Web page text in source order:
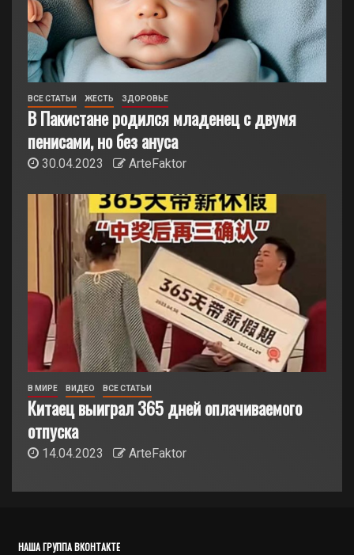
ВСЕ СТАТЬИ ЖЕСТЬ ЗДОРОВЬЕ
В Пакистане родился младенец с двумя
пенисами, но без ануса
30.04.2023 ArteFaktor
В МИРЕ ВИДЕО ВСЕ СТАТЬИ
Китаец выиграл 365 дней оплачиваемого
отпуска
14.04.2023 ArteFaktor
НАША ГРУППА ВКОНТАКТЕ